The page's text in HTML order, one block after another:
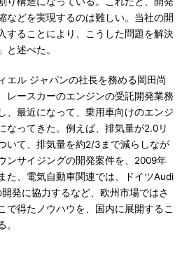
などを実現するのは難しい。当社の開
することにより、こうした問題を解決
と述べた。
ル ジャパンの社長を務める岡田尚
レースカーのエンジンの受託開発業務
、最近になって、乗用車向けのエンジ
なってきた。例えば、排気量が2.0リ
いて、排気量を約2/3まで減らしなが
ンサイジングの開発案件を、2009年
た、電気自動車関連では、ドイツAudi
発に協力するなど、欧州市場ではさ
で得たノウハウを、国内に展開するこ
。